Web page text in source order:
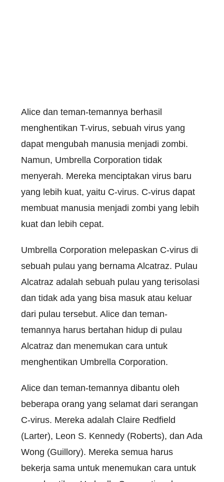
Alice dan teman-temannya berhasil
menghentikan T-virus, sebuah virus yang
dapat mengubah manusia menjadi zombi.
Namun, Umbrella Corporation tidak
menyerah. Mereka menciptakan virus baru
yang lebih kuat, yaitu C-virus. C-virus dapat
membuat manusia menjadi zombi yang lebih
kuat dan lebih cepat.
Umbrella Corporation melepaskan C-virus di
sebuah pulau yang bernama Alcatraz. Pulau
Alcatraz adalah sebuah pulau yang terisolasi
dan tidak ada yang bisa masuk atau keluar
dari pulau tersebut. Alice dan teman-
temannya harus bertahan hidup di pulau
Alcatraz dan menemukan cara untuk
menghentikan Umbrella Corporation.
Alice dan teman-temannya dibantu oleh
beberapa orang yang selamat dari serangan
C-virus. Mereka adalah Claire Redfield
(Larter), Leon S. Kennedy (Roberts), dan Ada
Wong (Guillory). Mereka semua harus
bekerja sama untuk menemukan cara untuk